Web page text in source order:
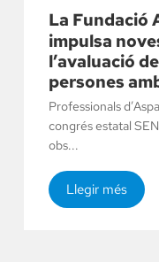
La Fundació
impulsa
l’avaluació
persones
Professionals
congrés estatal
obs...
Llegir més